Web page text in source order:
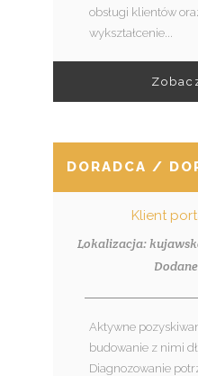
obsługi klientów
wykształcenie...
DORADCA /
Klient
Aktywne
budowanie z nimi
Diagnozowanie